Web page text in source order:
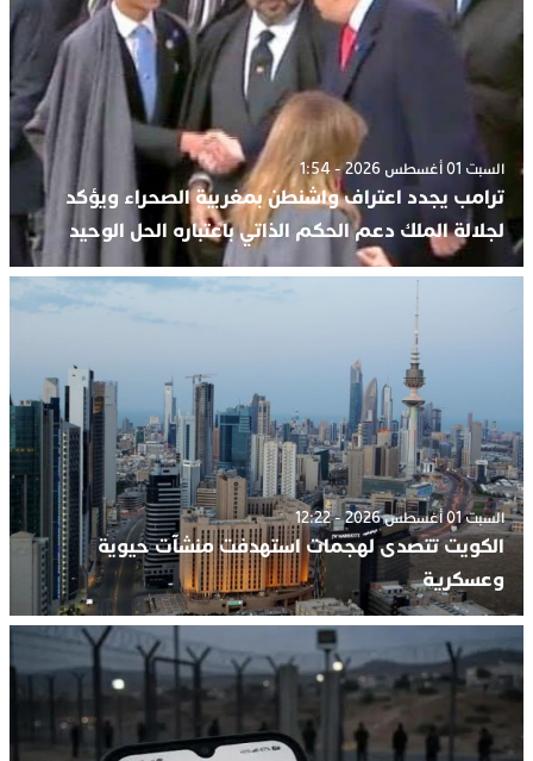
السبت 01 أغسطس 2026 - 1:54
ترامب يجدد اعتراف واشنطن بمغربية الصحراء ويؤكد
لجلالة الملك دعم الحكم الذاتي باعتباره الحل الوحيد
السبت 01 أغسطس 2026 - 12:22
الكويت تتصدى لهجمات استهدفت منشآت حيوية
وعسكرية